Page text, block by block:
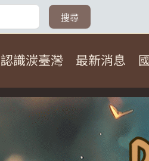
搜尋
認識湠臺灣 最新消息